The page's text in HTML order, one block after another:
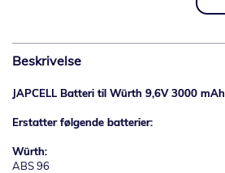
Beskrivelse
JAPCELL Batteri til Würth 9,6V 3000 mAh
Erstatter følgende batterier:
Würth:
ABS 96